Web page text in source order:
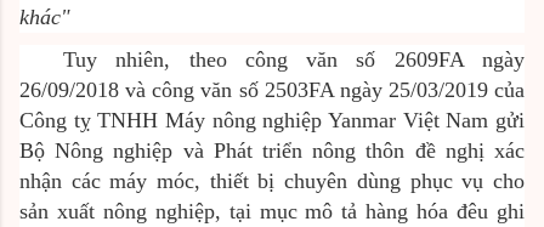
khác"
Tuy nhiên, theo công văn số 2609FA ngày
26/09/2018 và công văn số 2503FA ngày 25/03/2019 của
Công tỵ TNHH Máy nông nghiệp Yanmar Việt Nam gửi
Bộ Nông nghiệp và Phát triển nông thôn đề nghị xác
nhận các máy móc, thiết bị chuyên dùng phục vụ cho
sản xuất nông nghiệp, tại mục mô tả hàng hóa đêu ghi